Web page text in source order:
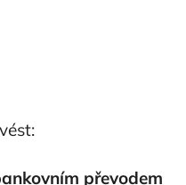
převodem